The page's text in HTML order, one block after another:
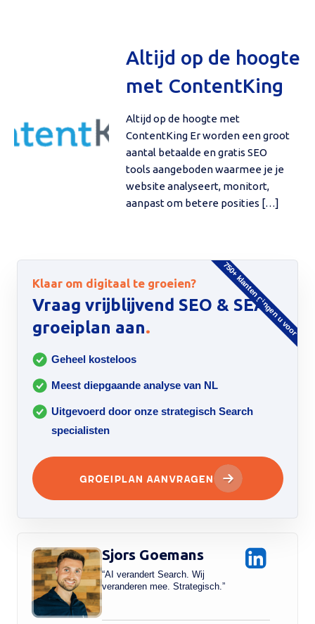
Altijd op de hoogte
met ContentKing
Altijd op de hoogte met
ContentKing Er worden een groot
aantal betaalde en gratis SEO
tools aangeboden waarmee je je
website analyseert, monitort,
aanpast om betere posities […]
750+ klanten gingen u voor
Klaar om digitaal te groeien?
Vraag vrijblijvend SEO & SEA
groeiplan aan.
Geheel kosteloos
Meest diepgaande analyse van NL
Uitgevoerd door onze strategisch Search
specialisten
Groeiplan aanvragen
Sjors Goemans
“AI verandert Search. Wij
veranderen mee. Strategisch.”